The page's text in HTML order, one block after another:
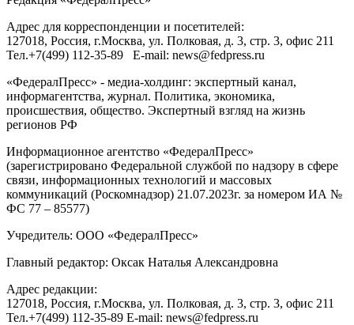
Адрес для корреспонденции и посетителей:
127018, Россия, г.Москва, ул. Полковая, д. 3, стр. 3, офис 211
Тел.+7(499) 112-35-89 E-mail: news@fedpress.ru
«ФедералПресс» - медиа-холдинг: экспертный канал,
информагентства, журнал. Политика, экономика,
происшествия, общество. Экспертный взгляд на жизнь
регионов РФ
Информационное агентство «ФедералПресс»
(зарегистрировано Федеральной службой по надзору в сфере
связи, информационных технологий и массовых
коммуникаций (Роскомнадзор) 21.07.2023г. за номером ИА №
ФС 77 – 85577)
Учредитель: ООО «ФедералПресс»
Главный редактор: Оксак Наталья Александровна
Адрес редакции:
127018, Россия, г.Москва, ул. Полковая, д. 3, стр. 3, офис 211
Тел.+7(499) 112-35-89 E-mail: news@fedpress.ru